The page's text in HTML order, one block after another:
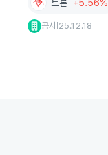
트론 +5.56%
공시 25.12.18